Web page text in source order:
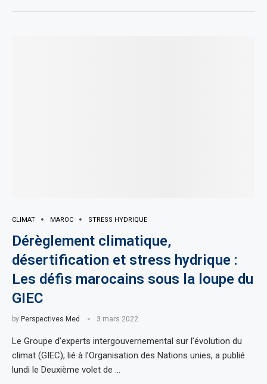
CLIMAT MAROC STRESS HYDRIQUE
Dérèglement climatique,
désertification et stress hydrique :
Les défis marocains sous la loupe du
GIEC
by Perspectives Med 3 mars 2022
Le Groupe d’experts intergouvernemental sur l’évolution du
climat (GIEC), lié à l’Organisation des Nations unies, a publié
lundi le Deuxième volet de …